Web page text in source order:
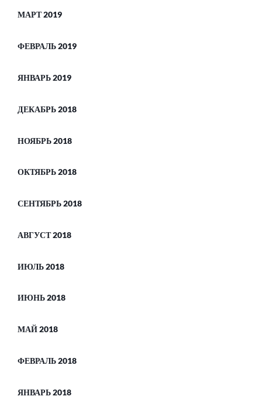
МАРТ 2019
ФЕВРАЛЬ 2019
ЯНВАРЬ 2019
ДЕКАБРЬ 2018
НОЯБРЬ 2018
ОКТЯБРЬ 2018
СЕНТЯБРЬ 2018
АВГУСТ 2018
ИЮЛЬ 2018
ИЮНЬ 2018
МАЙ 2018
ФЕВРАЛЬ 2018
ЯНВАРЬ 2018